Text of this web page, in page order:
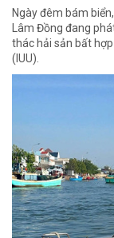
Ngày đêm bám
Lâm Đồng đang
thác hải sản bất
(IUU).